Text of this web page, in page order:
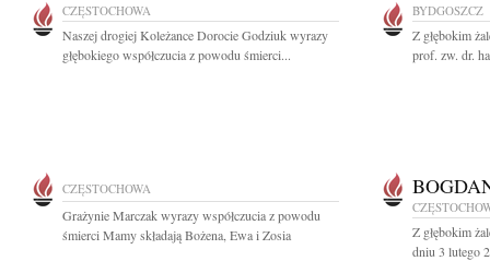
CZĘSTOCHOWA
Naszej drogiej Koleżance Dorocie Godziuk wyrazy
głębokiego współczucia z powodu śmierci...
BYDGOSZCZ
Z głębokim
prof. zw. dr.
CZĘSTOCHOWA
Grażynie Marczak wyrazy współczucia z powodu
śmierci Mamy składają Bożena, Ewa i Zosia
Z głębokim
dniu 3 lutego